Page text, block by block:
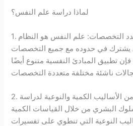
لماذا دراسة علم النفس؟
1. علم النفس كعلم متعدد التخصصات: علم النفس هو النظام
يشترك في حدوده مع جميع التخصصات
فإن تطبيق المبادئ النفسية متنوع أيضًا
2. يسمح علم النفس بكل من الأساليب الكمية والنوعية لدراسة
البشري من خلال القياسات الكمية
النوعية التي تنطوي على تفسيرات